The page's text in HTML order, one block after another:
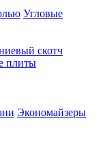
Угловые
скотч
плиты
Экономайзеры